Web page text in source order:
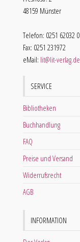
48159 Münster
Telefon: 0251 62032 0
Fax: 0251 231972
eMail: lit@lit-verlag.de
SERVICE
Bibliotheken
Buchhandlung
FAQ
Preise und Versand
Widerrufsrecht
AGB
INFORMATION